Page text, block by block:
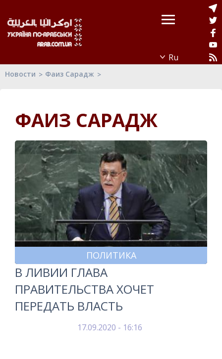
Новости Фаиз Сарадж
ФАИЗ САРАДЖ
ПОЛИТИКА
В ЛИВИИ ГЛАВА
ПРАВИТЕЛЬСТВА ХОЧЕТ
ПЕРЕДАТЬ ВЛАСТЬ
17.09.2020 - 16:16